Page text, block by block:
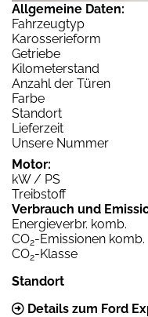
Allgemeine Daten:
Fahrzeugtyp
Karosserieform
Getriebe
Kilometerstand
Anzahl der Türen
Farbe
Standort
Lieferzeit
Unsere Nummer
Motor:
kW / PS
Treibstoff
Verbrauch und
Energieverbr. komb.
CO2-Emissionen komb.
CO2-Klasse
Standort
Details zum Ford